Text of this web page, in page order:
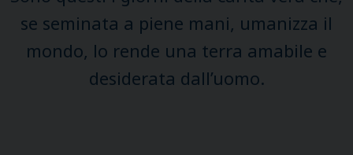
se seminata a piene mani, umanizza il
mondo, lo rende una terra amabile e
desiderata dall’uomo.